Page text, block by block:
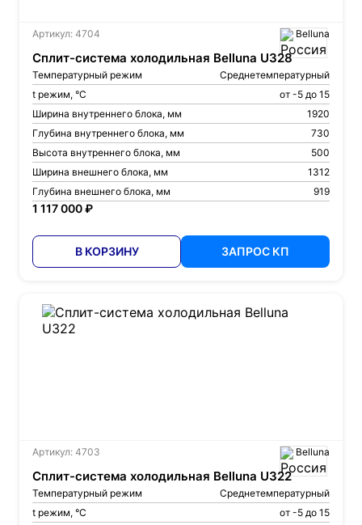
Артикул: 4704 Belluna
Сплит-система холодильная Belluna U328
Температурный режим
Среднетемпературный
t режим, °С
от -5 до 15
Ширина внутреннего блока, мм
1920
Глубина внутреннего блока, мм
730
Высота внутреннего блока, мм
500
Ширина внешнего блока, мм
1312
Глубина внешнего блока, мм
919
1 117 000 ₽
В КОРЗИНУ ЗАПРОС КП
Артикул: 4703 Belluna
Сплит-система холодильная Belluna U322
Температурный режим
Среднетемпературный
t режим, °С
от -5 до 15